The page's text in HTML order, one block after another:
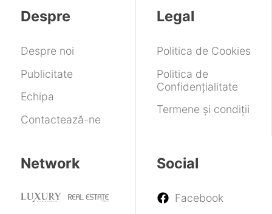
Despre
Despre noi
Publicitate
Echipa
Contactează-ne
Legal
Politica de Cookies
Politica de
Confidențialitate
Termene și condiții
Network Social
Facebook